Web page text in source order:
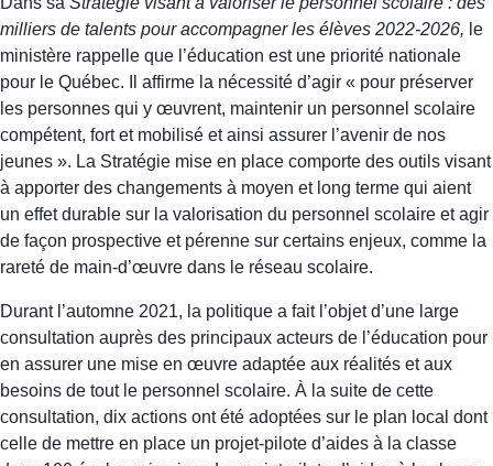
milliers de talents pour accompagner les élèves 2022‑2026, le
ministère rappelle que l’éducation est une priorité nationale
pour le Québec. Il affirme la nécessité d’agir « pour préserver
les personnes qui y œuvrent, maintenir un personnel scolaire
compétent, fort et mobilisé et ainsi assurer l’avenir de nos
jeunes ». La Stratégie mise en place comporte des outils visant
à apporter des changements à moyen et long terme qui aient
un effet durable sur la valorisation du personnel scolaire et agir
de façon prospective et pérenne sur certains enjeux, comme la
rareté de main-d’œuvre dans le réseau scolaire.
Durant l’automne 2021, la politique a fait l’objet d’une large
consultation auprès des principaux acteurs de l’éducation pour
en assurer une mise en œuvre adaptée aux réalités et aux
besoins de tout le personnel scolaire. À la suite de cette
consultation, dix actions ont été adoptées sur le plan local dont
celle de mettre en place un projet-pilote d’aides à la classe